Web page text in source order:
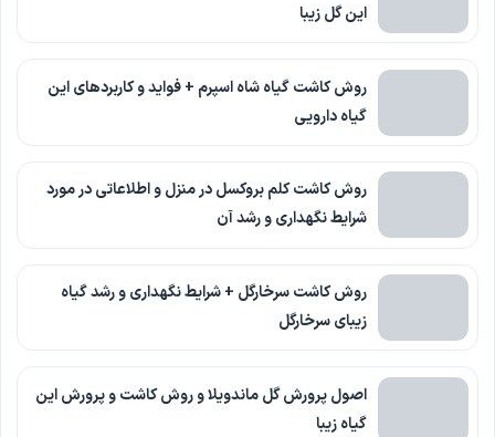
این گل زیبا
روش کاشت گیاه شاه اسپرم + فواید و کاربردهای این
گیاه دارویی
روش کاشت کلم بروکسل در منزل و اطلاعاتی در مورد
شرایط نگهداری و رشد آن
روش کاشت سرخارگل + شرایط نگهداری و رشد گیاه
زیبای سرخارگل
اصول پرورش گل ماندویلا و روش کاشت و پرورش این
گیاه زیبا